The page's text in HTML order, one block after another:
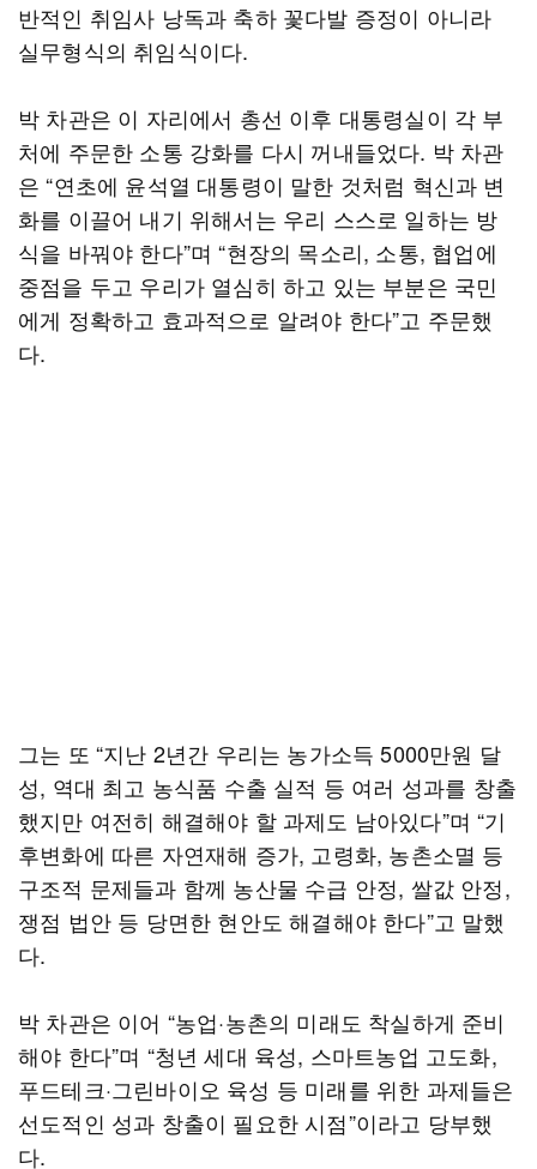
반적인 취임사 낭독과 축하 꽃다발 증정이 아니라
실무형식의 취임식이다.
박 차관은 이 자리에서 총선 이후 대통령실이 각 부
처에 주문한 소통 강화를 다시 꺼내들었다. 박 차관
은 “연초에 윤석열 대통령이 말한 것처럼 혁신과 변
화를 이끌어 내기 위해서는 우리 스스로 일하는 방
식을 바꿔야 한다”며 “현장의 목소리, 소통, 협업에
중점을 두고 우리가 열심히 하고 있는 부분은 국민
에게 정확하고 효과적으로 알려야 한다”고 주문했
다.
그는 또 “지난 2년간 우리는 농가소득 5000만원 달
성, 역대 최고 농식품 수출 실적 등 여러 성과를 창출
했지만 여전히 해결해야 할 과제도 남아있다”며 “기
후변화에 따른 자연재해 증가, 고령화, 농촌소멸 등
구조적 문제들과 함께 농산물 수급 안정, 쌀값 안정,
쟁점 법안 등 당면한 현안도 해결해야 한다”고 말했
다.
박 차관은 이어 “농업·농촌의 미래도 착실하게 준비
해야 한다”며 “청년 세대 육성, 스마트농업 고도화,
푸드테크·그린바이오 육성 등 미래를 위한 과제들은
선도적인 성과 창출이 필요한 시점”이라고 당부했
다.